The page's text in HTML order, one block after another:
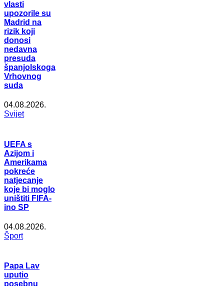
vlasti
upozorile su
Madrid na
rizik koji
donosi
nedavna
presuda
španjolskoga
Vrhovnog
suda
04.08.2026.
Svijet
UEFA s
Azijom i
Amerikama
pokreće
natjecanje
koje bi moglo
uništiti FIFA-
ino SP
04.08.2026.
Šport
Papa Lav
uputio
posebnu